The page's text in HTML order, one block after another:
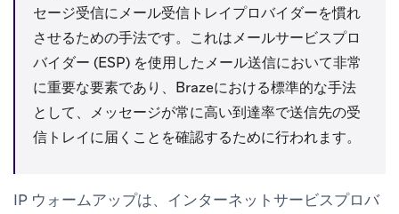
セージ受信にメール受信トレイプロバイダーを慣れ
させるための手法です。これはメールサービスプロ
バイダー (ESP) を使用したメール送信において非常
に重要な要素であり、Brazeにおける標準的な手法
として、メッセージが常に高い到達率で送信先の受
信トレイに届くことを確認するために行われます。
IP ウォームアップは、インターネットサービスプロバ